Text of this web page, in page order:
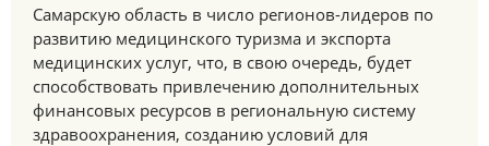
Самарскую область в число регионов-лидеров по
развитию медицинского туризма и экспорта
медицинских услуг, что, в свою очередь, будет
способствовать привлечению дополнительных
финансовых ресурсов в региональную систему
здравоохранения, созданию условий для